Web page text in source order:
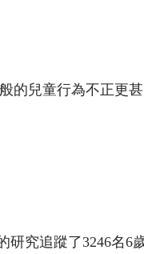
的兒童行為不正更
究追蹤了3246名